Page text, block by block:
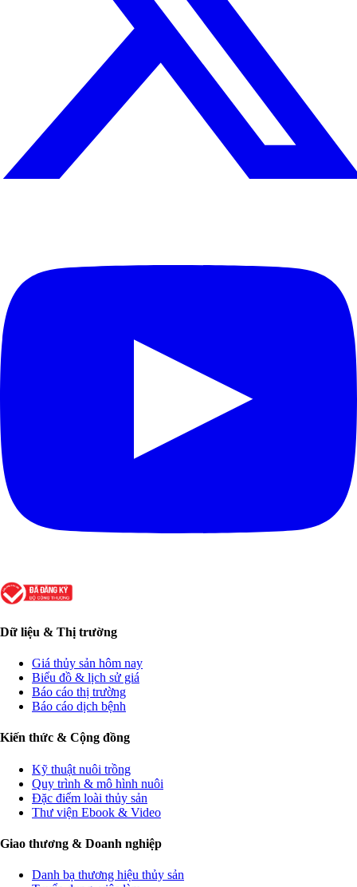
Dữ liệu & Thị trường
Giá thủy sản hôm nay
Biểu đồ & lịch sử giá
Báo cáo thị trường
Báo cáo dịch bệnh
Kiến thức & Cộng đồng
Kỹ thuật nuôi trồng
Quy trình & mô hình nuôi
Đặc điểm loài thủy sản
Thư viện Ebook & Video
Giao thương & Doanh nghiệp
Danh bạ thương hiệu thủy sản